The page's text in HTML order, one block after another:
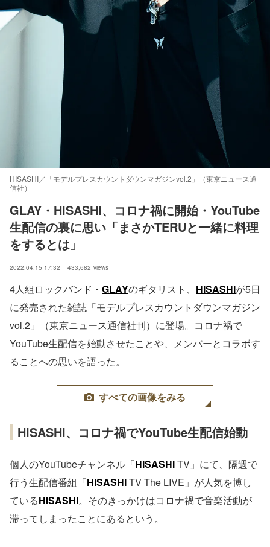
HISASHI／「モデルプレスカウントダウンマガジンvol.2」（東京ニュース通
信社）
GLAY・HISASHI、コロナ禍に開始・YouTube
生配信の裏に思い「まさかTERUと一緒に料理
をするとは」
2022.04.15 17:32 433,682 views
4人組ロックバンド・ GLAYのギタリスト、 HISASHIが5日
に発売された雑誌「モデルプレスカウントダウンマガジン
vol.2」（東京ニュース通信社刊）に登場。コロナ禍で
YouTube生配信を始動させたことや、メンバーとコラボす
ることへの思いを語った。
すべての画像をみる
HISASHI、コロナ禍でYouTube生配信始動
個人のYouTubeチャンネル「HISASHITV」にて、隔週で
行う生配信番組「HISASHITV The LIVE」が人気を博し
ているHISASHI。そのきっかけはコロナ禍で音楽活動が
滞ってしまったことにあるという。